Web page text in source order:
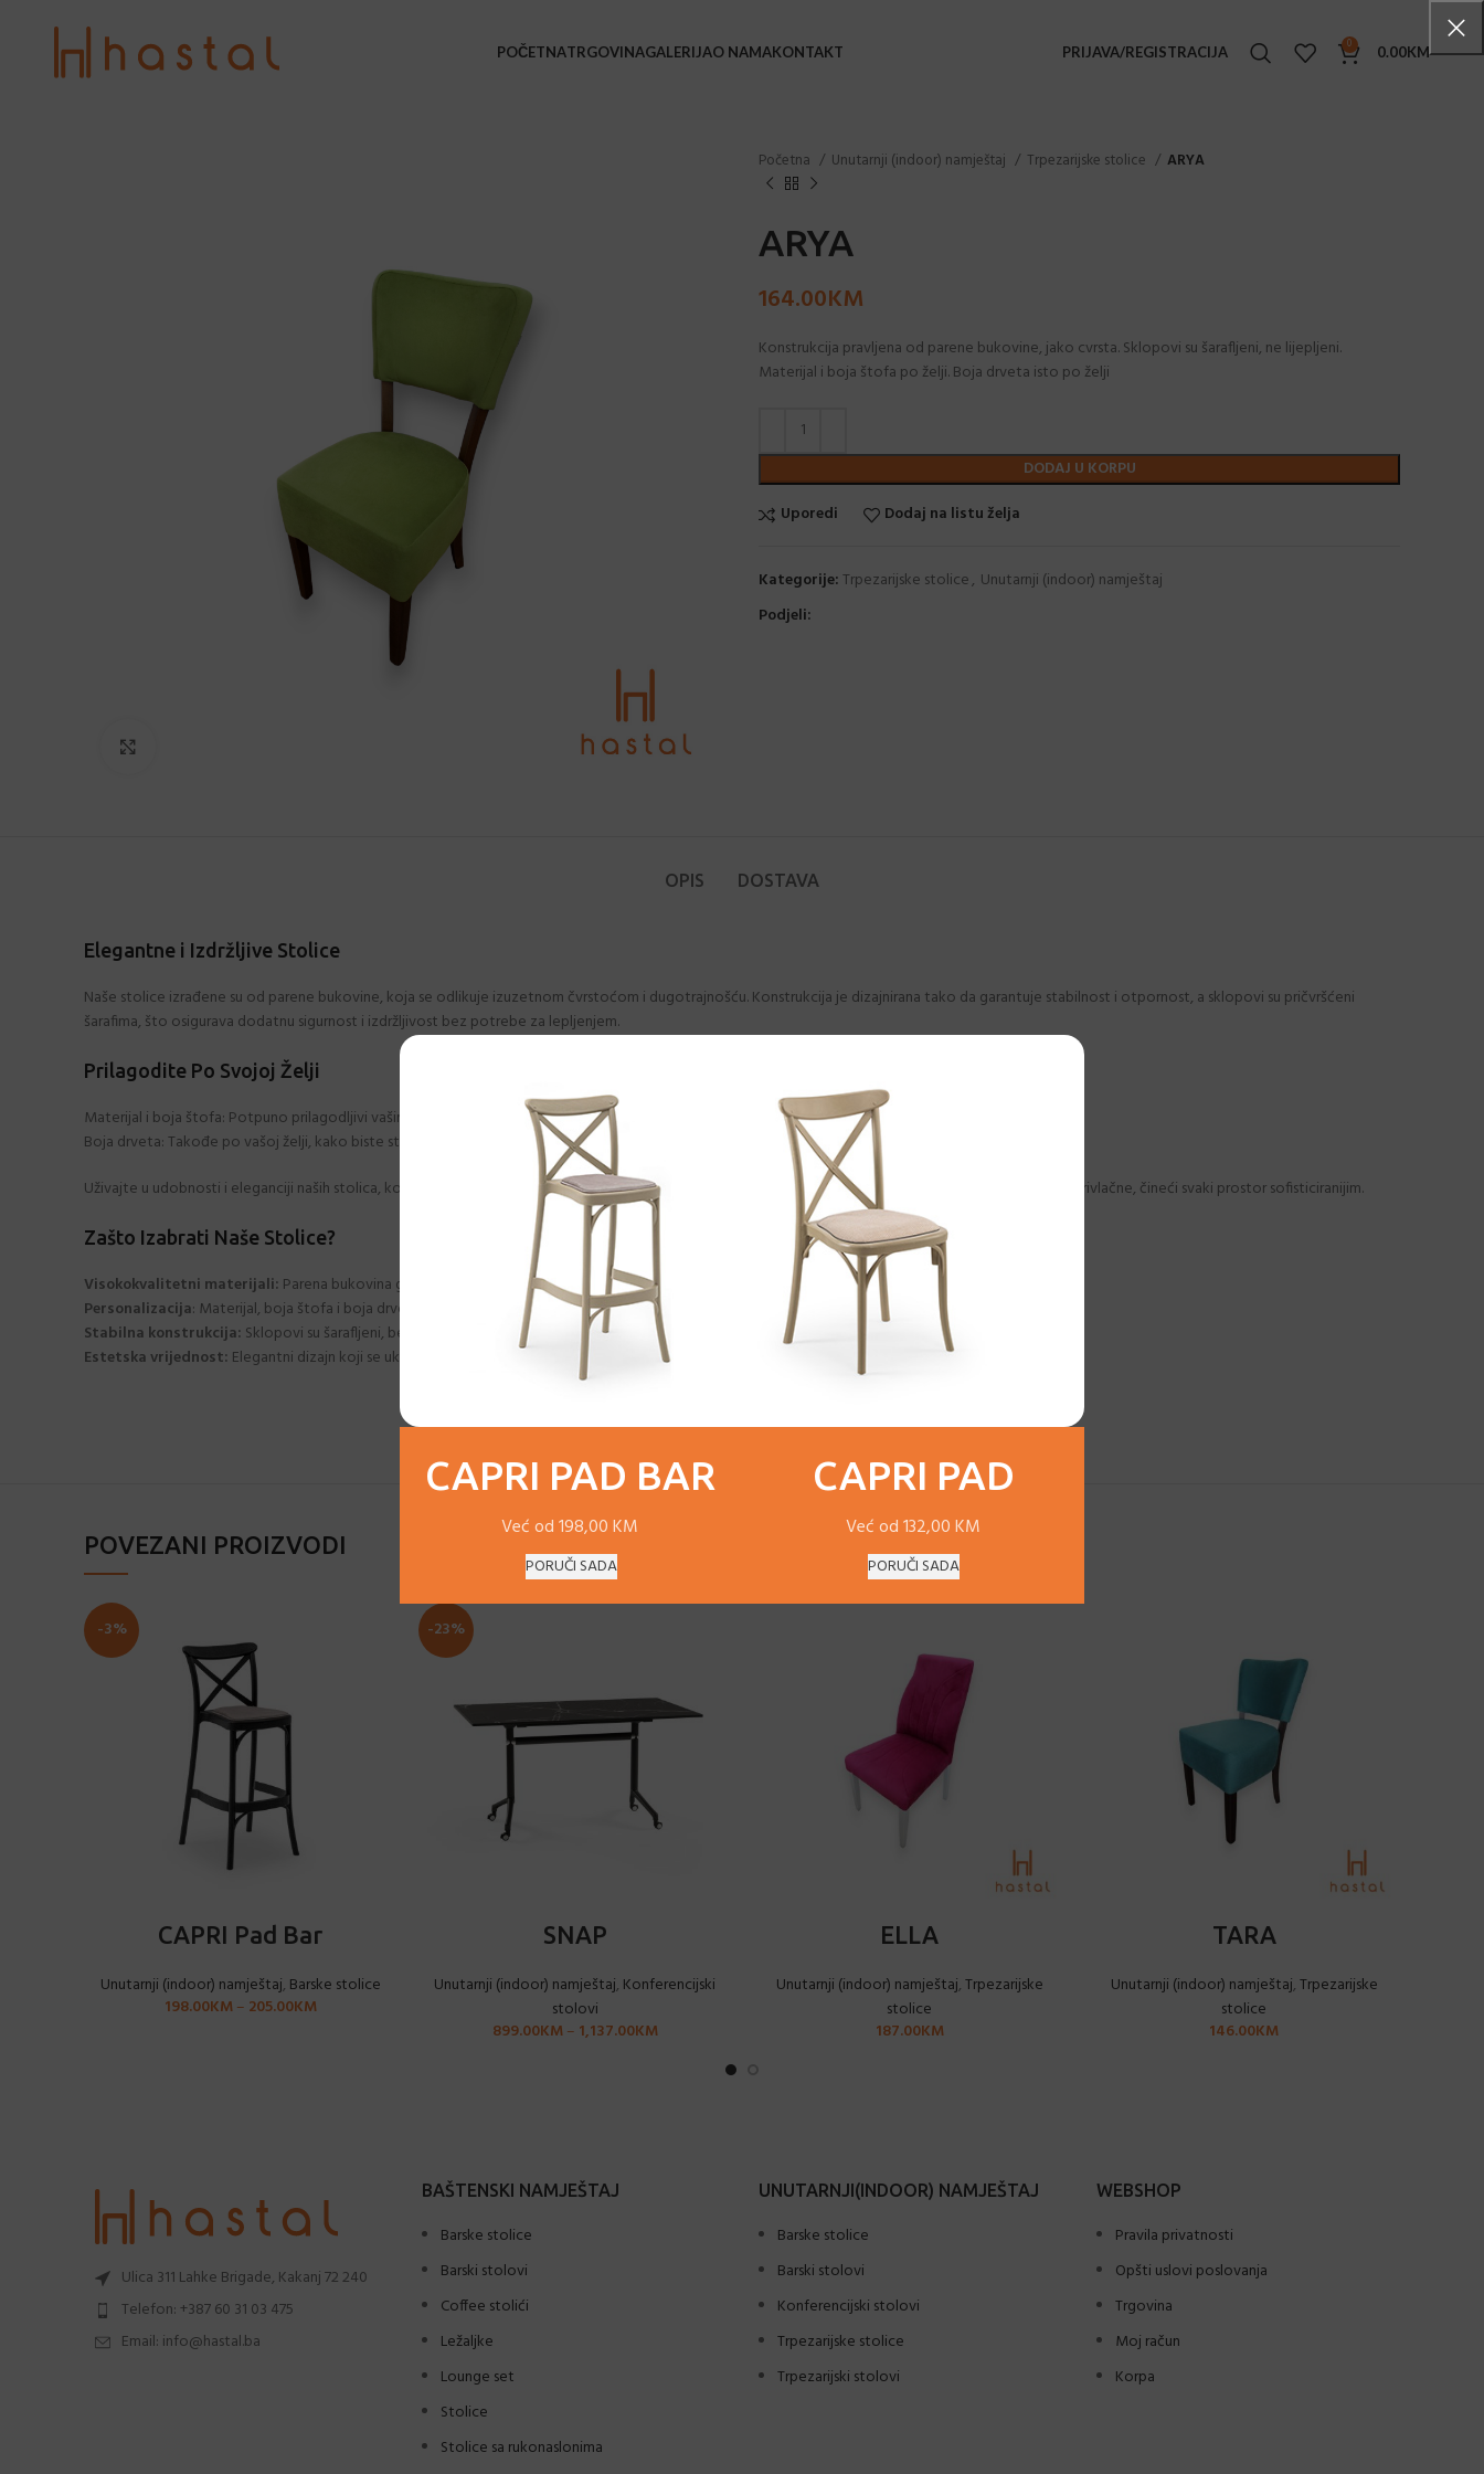
CAPRI PAD BAR
Već od 198,00 KM
CAPRI PAD
Već od 132,00 KM
PORUČI SADA PORUČI SADA
POČETNATRGOVINA
BAŠTENSKI NAMJEŠTAJ
Lounge set
Stolice
Stolovi
Svečane stolice
GALERIJAO NAMAKONTAKT PRIJAVA/REGISTRACIJA 0 0.00KM
Početna Unutarnji (indoor) namještaj Trpezarijske stolice ARYA
ARYA
164.00KM
Konstrukcija pravljena od parene bukovine, jako cvrsta. Sklopovi su šarafljeni, ne lijepljeni.
Materijal i boja štofa po želji. Boja drveta isto po želji
DODAJ U KORPU
Uporedi
Dodaj na listu želja
Kategorije:Trpezarijske stolice, Unutarnji (indoor) namještaj
Podjeli:
OPIS DOSTAVA
Elegantne i Izdržljive Stolice
Naše stolice izrađene su od parene bukovine, koja se odlikuje izuzetnom čvrstoćom i dugotrajnošću. Konstrukcija je dizajnirana tako da garantuje stabilnost i otpornost, a sklopovi su pričvršćeni
šarafima, što osigurava dodatnu sigurnost i izdržljivost bez potrebe za lepljenjem.
Prilagodite Po Svojoj Želji
Materijal i boja štofa: Potpuno prilagodljivi vašim željama. Izaberite materijal i boju koji će se savršeno uklopiti u vaš prostor.
Boja drveta: Takođe po vašoj želji, kako biste stvorili savršeni sklad sa ostatkom enterijera.
Uživajte u udobnosti i eleganciji naših stolica, koje su savršen izbor za svaki dom ili poslovni prostor. Naše stolice nisu samo funkcionalne, već i estetski privlačne, čineći svaki prostor sofisticiranijim.
Zašto Izabrati Naše Stolice?
Visokokvalitetni materijali: Parena bukovina garantuje izdržljivost i dugotrajnost.
Personalizacija: Materijal, boja štofa i boja drveta po vašoj želji.
Stabilna konstrukcija: Sklopovi su šarafljeni, bez lepljenja, što osigurava dodatnu stabilnost.
Estetska vrijednost: Elegantni dizajn koji se uklapa u svaki prostor.
POVEZANI PROIZVODI
-3%
CAPRI Pad Bar
Unutarnji (indoor) namještaj, Barske stolice
198.00KM– 205.00KM
-23%
SNAP
Unutarnji (indoor) namještaj, Konferencijski
stolovi
899.00KM– 1,137.00KM
ELLA
Unutarnji (indoor) namještaj,Trpezarijske
stolice
187.00KM
TARA
Unutarnji (indoor) namještaj,Trpezarijske
stolice
146.00KM
Ulica 311 Lahke Brigade, Kakanj 72 240
Telefon: +387 60 31 03 475
Email: info@hastal.ba
BAŠTENSKI NAMJEŠTAJ
Barske stolice
Barski stolovi
Coffee stolići
Ležaljke
Lounge set
Stolice
Stolice sa rukonaslonima
UNUTARNJI(INDOOR) NAMJEŠTAJ
Barske stolice
Barski stolovi
Konferencijski stolovi
Trpezarijske stolice
Trpezarijski stolovi
WEBSHOP
Pravila privatnosti
Opšti uslovi poslovanja
Trgovina
Moj račun
Korpa